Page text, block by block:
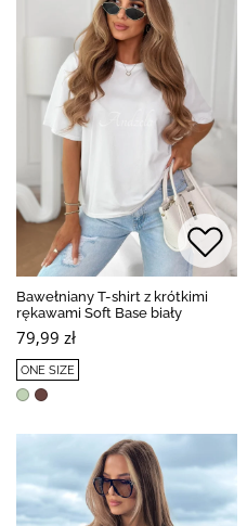
Bawełniany T-shirt z krótkimi
rękawami Soft Base biały
79,99 zł
ONE SIZE